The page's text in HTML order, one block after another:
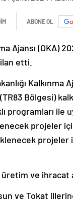
ABONE OL
Ajansı (OKA)
etti.
Bölgesi)
programları ile
projeler
ve ihracat
ve Tokat